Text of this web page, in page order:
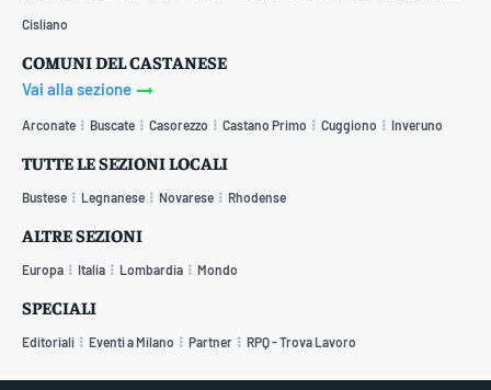
Cisliano
COMUNI DEL CASTANESE
Vai alla sezione
Arconate Buscate Casorezzo Castano Primo Cuggiono Inveruno
TUTTE LE SEZIONI LOCALI
Bustese Legnanese Novarese Rhodense
ALTRE SEZIONI
Europa Italia Lombardia Mondo
SPECIALI
Editoriali Eventi a Milano Partner RPQ - Trova Lavoro